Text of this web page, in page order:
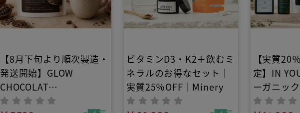
【8月下旬より順次製造・
発送開始】GLOW
CHOCOLAT
PROTEIN（グロウショコ
ビタミンD3・K2＋飲むミ
ネラルのお得なセット｜
実質25％OFF｜Minery
【実質20
定】IN
ーガニッ
ト｜バス